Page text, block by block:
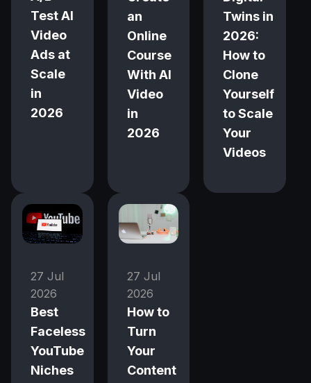
Test AI
Video
Ads at
Scale
in
2026
an
Online
Course
With AI
Video
in
2026
Twins in
2026:
How to
Clone
Yourself
to Scale
Your
Videos
27 Jul
2026
Best
Faceless
YouTube
Niches
27 Jul
2026
How to
Turn
Your
Content